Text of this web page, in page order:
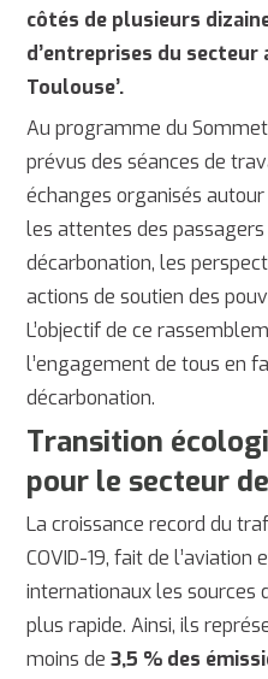
côtés de plusieurs
d’entreprises du secteur
Toulouse’.
Au programme du
prévus des séances de
échanges organisés
les attentes des
décarbonation, les
actions de soutien des
L’objectif de ce
l’engagement de tous en
décarbonation.
Transition
pour le secteur
La croissance record du
COVID-19, fait de
internationaux les sources
plus rapide. Ainsi, ils
moins de3,5 % des